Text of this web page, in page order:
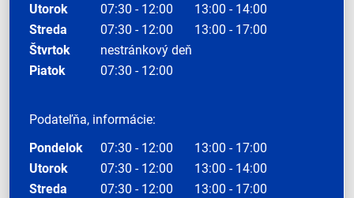
Utorok
07:30 - 12:00
13:00 - 14:00
Streda
07:30 - 12:00
13:00 - 17:00
Štvrtok
nestránkový deň
Piatok
07:30 - 12:00
Podateľňa, informácie:
Pondelok
07:30 - 12:00
13:00 - 17:00
Utorok
07:30 - 12:00
13:00 - 14:00
Streda
07:30 - 12:00
13:00 - 17:00